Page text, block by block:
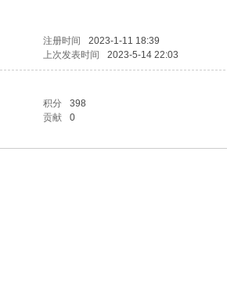
注册时间 2023-1-11 18:39
上次发表时间 2023-5-14 22:03
积分 398
贡献 0